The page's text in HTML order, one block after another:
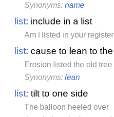
Synonyms: name
list: include in a list
Am I listed in your
list: cause to lean to
Erosion listed the old tree
Synonyms: lean
list: tilt to one side
The balloon heeled over